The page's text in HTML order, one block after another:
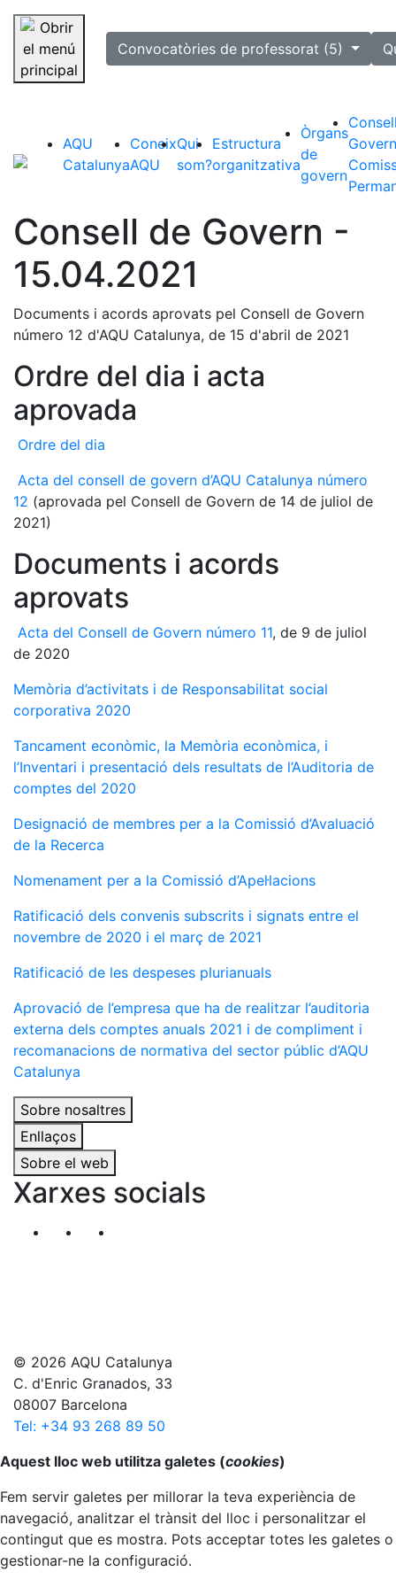
Saltar la navegació
selectedConvocatòries de professorat (5)
AQU
Catalunya
Coneix
AQU
Qui
som?
Estructura
organitzativa
Òrgans
de
govern
Consell de Govern -
15.04.2021
Documents i acords aprovats pel Consell de Govern
número 12 d'AQU Catalunya, de 15 d'abril de 2021
Ordre del dia i acta
aprovada
Ordre del dia
Acta del consell de govern d’AQU Catalunya número
12 (aprovada pel Consell de Govern de 14 de juliol de
2021)
Documents i acords
aprovats
Acta del Consell de Govern número 11, de 9 de juliol
de 2020
Memòria d’activitats i de Responsabilitat social
corporativa 2020
Tancament econòmic, la Memòria econòmica, i
l’Inventari i presentació dels resultats de l’Auditoria de
comptes del 2020
Designació de membres per a la Comissió d’Avaluació
de la Recerca
Nomenament per a la Comissió d’Apel·lacions
Ratificació dels convenis subscrits i signats entre el
novembre de 2020 i el març de 2021
Ratificació de les despeses plurianuals
Aprovació de l’empresa que ha de realitzar l’auditoria
externa dels comptes anuals 2021 i de compliment i
recomanacions de normativa del sector públic d’AQU
Catalunya
Sobre nosaltres
Enllaços
Sobre el web
Xarxes socials
Segueix-nos al nostre canal de Twitter
© 2026 AQU Catalunya
C. d'Enric Granados, 33
08007 Barcelona
Tel: +34 93 268 89 50
Anar al principi
Aquest lloc web utilitza galetes (cookies)
Fem servir galetes per millorar la teva experiència de
navegació, analitzar el trànsit del lloc i personalitzar el
contingut que es mostra. Pots acceptar totes les galetes o
gestionar-ne la configuració.